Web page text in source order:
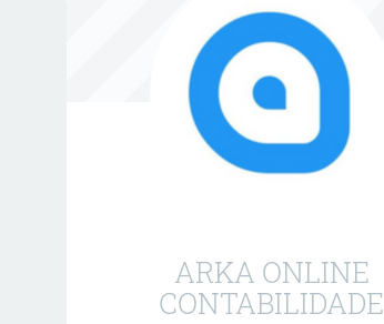
ARKA ONLINE
CONTABILIDADE